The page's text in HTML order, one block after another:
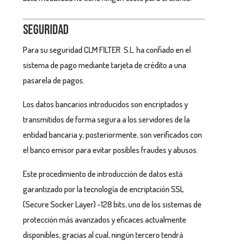
Seguridad
Para su seguridad CLM FILTER S.L. ha confiado en el
sistema de pago mediante tarjeta de crédito a una
pasarela de pagos.
Los datos bancarios introducidos son encriptados y
transmitidos de forma segura a los servidores de la
entidad bancaria y, posteriormente, son verificados con
el banco emisor para evitar posibles fraudes y abusos.
Este procedimiento de introducción de datos está
garantizado por la tecnología de encriptación SSL
(Secure Socker Layer) -128 bits, uno de los sistemas de
protección más avanzados y eficaces actualmente
disponibles, gracias al cual, ningún tercero tendrá